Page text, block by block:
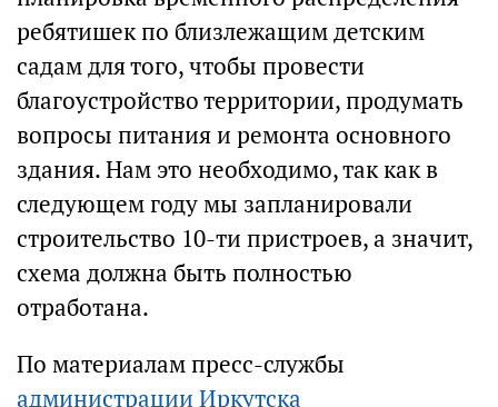
ребятишек по близлежащим детским
садам для того, чтобы провести
благоустройство территории, продумать
вопросы питания и ремонта основного
здания. Нам это необходимо, так как в
следующем году мы запланировали
строительство 10-ти пристроев, а значит,
схема должна быть полностью
отработана.
По материалам пресс-службы
администрации Иркутска